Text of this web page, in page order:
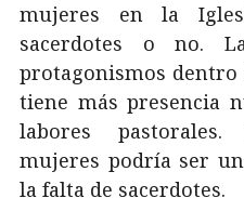
mujeres en la
sacerdotes o no.
protagonismos dentro
tiene más presencia
labores
mujeres podría ser
la falta de sacerdotes.